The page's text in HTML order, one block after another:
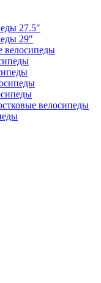
27.5"
29"
велосипеды
велосипеды